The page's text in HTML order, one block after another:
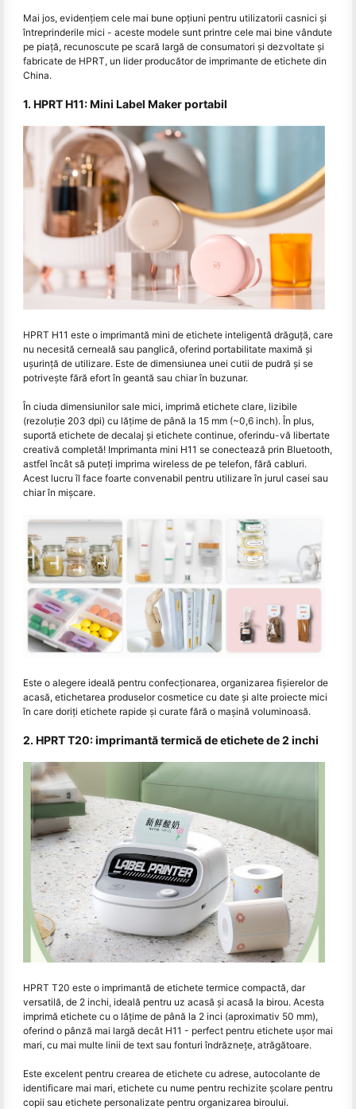
Mai jos, evidențiem cele mai bune opțiuni pentru utilizatorii casnici și
întreprinderile mici - aceste modele sunt printre cele mai bine vândute
pe piață, recunoscute pe scară largă de consumatori și dezvoltate și
fabricate de HPRT, un lider producător de imprimante de etichete din
China.
1. HPRT H11: Mini Label Maker portabil
HPRT H11 este o imprimantă mini de etichete inteligentă drăguță, care
nu necesită cerneală sau panglică, oferind portabilitate maximă și
ușurință de utilizare. Este de dimensiunea unei cutii de pudră și se
potrivește fără efort în geantă sau chiar în buzunar.
În ciuda dimensiunilor sale mici, imprimă etichete clare, lizibile
(rezoluţie 203 dpi) cu lăţime de până la 15 mm (~0,6 inch). În plus,
suportă etichete de decalaj și etichete continue, oferindu-vă libertate
creativă completă! Imprimanta mini H11 se conectează prin Bluetooth,
astfel încât să puteţi imprima wireless de pe telefon, fără cabluri.
Acest lucru îl face foarte convenabil pentru utilizare în jurul casei sau
chiar în mișcare.
Este o alegere ideală pentru confecționarea, organizarea fișierelor de
acasă, etichetarea produselor cosmetice cu date și alte proiecte mici
în care doriți etichete rapide și curate fără o mașină voluminoasă.
2. HPRT T20: imprimantă termică de etichete de 2 inchi
HPRT T20 este o imprimantă de etichete termice compactă, dar
versatilă, de 2 inchi, ideală pentru uz acasă şi acasă la birou. Acesta
imprimă etichete cu o lățime de până la 2 inci (aproximativ 50 mm),
oferind o pânză mai largă decât H11 - perfect pentru etichete ușor mai
mari, cu mai multe linii de text sau fonturi îndrăznețe, atrăgătoare.
Este excelent pentru crearea de etichete cu adrese, autocolante de
identificare mai mari, etichete cu nume pentru rechizite școlare pentru
copii sau etichete personalizate pentru organizarea biroului.